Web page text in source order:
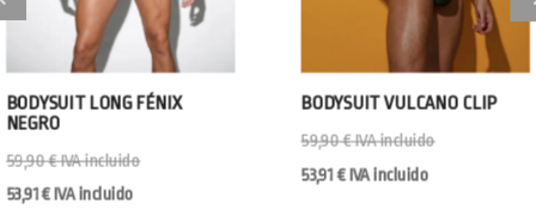
BODYSUIT VULCANO CLIP
53,91€
BODYSUIT
59,90€
53,91€